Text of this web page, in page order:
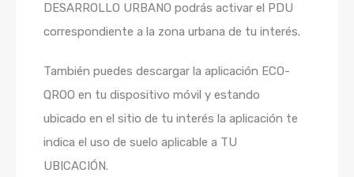
DESARROLLO URBANO podrás activar el PDU
correspondiente a la zona urbana de tu interés.
También puedes descargar la aplicación ECO-
QROO en tu dispositivo móvil y estando
ubicado en el sitio de tu interés la aplicación te
indica el uso de suelo aplicable a TU
UBICACIÓN.